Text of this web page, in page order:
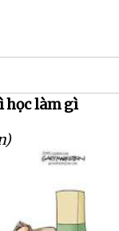
học làm gì